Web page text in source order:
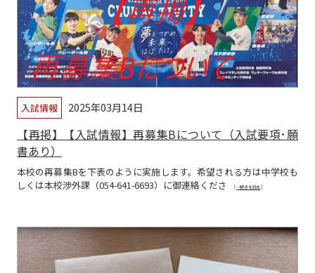
入試情報 2025年03月14日
【再掲】【入試情報】再募集Bについて（入試要項･願
書あり）
本校の再募集Bを下表のように実施します。希望される方は中学校も
しくは本校渉外課（054-641-6693）に御連絡くださ
[…続きを読む]